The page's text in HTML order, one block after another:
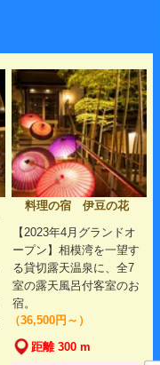
料理の宿 伊豆の花
【2023年4月グランドオ
ープン】相模湾を一望す
る貸切露天温泉に、全7
室の露天風呂付客室のお
宿。
（36,500円～）
距離 300 m